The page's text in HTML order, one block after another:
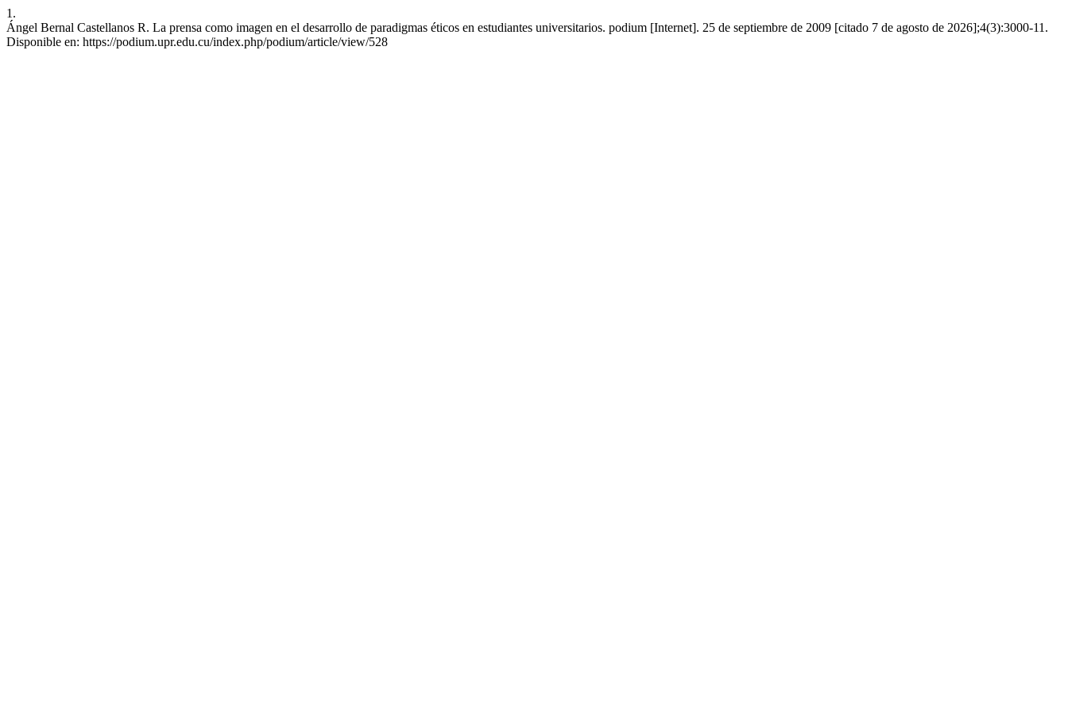
1.
Ángel Bernal Castellanos R. La prensa como imagen en el desarrollo de paradigmas éticos en estudiantes universitarios. podium [Internet]. 25 de septiembre de 2009 [citado 7 de agosto de 2026];4(3):3000-11.
Disponible en: https://podium.upr.edu.cu/index.php/podium/article/view/528